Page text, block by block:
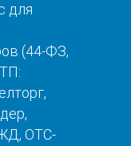
для
(44-ФЗ,
OTC-